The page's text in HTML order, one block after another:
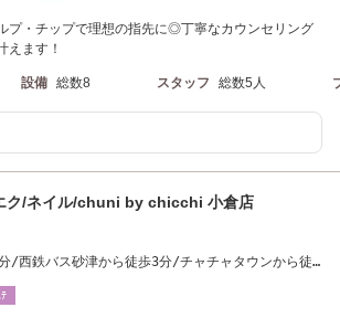
プ・チップで理想の指先に◎丁寧なカウンセリング
えます！
設備 総数8 スタッフ 総数5人
ク/ネイル/chuni by chicchi 小倉店
/西鉄バス砂津から徒歩3分/チャチャタウンから徒